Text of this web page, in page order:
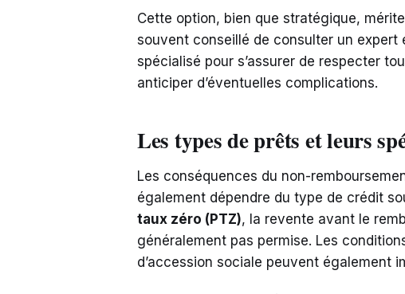
Cette option, bien que stratégique,
souvent conseillé de consulter un expert
spécialisé pour s’assurer de respecter
anticiper d’éventuelles complications.
Les types de prêts et leurs
Les conséquences du non-
également dépendre du type de crédit
taux zéro (PTZ), la revente avant le
généralement pas permise. Les
d’accession sociale peuvent également